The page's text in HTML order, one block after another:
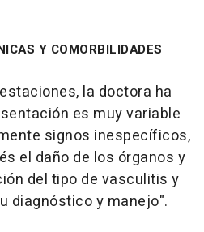
Y COMORBILIDADES
la doctora ha
es muy variable
signos inespecíficos,
el daño de los órganos y
del tipo de vasculitis y
diagnóstico y manejo".